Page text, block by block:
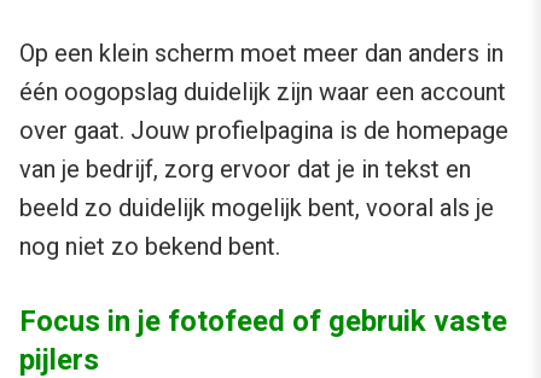
Op een klein scherm moet meer dan anders in
één oogopslag duidelijk zijn waar een account
over gaat. Jouw profielpagina is de homepage
van je bedrijf, zorg ervoor dat je in tekst en
beeld zo duidelijk mogelijk bent, vooral als je
nog niet zo bekend bent.
Focus in je fotofeed of gebruik vaste
pijlers